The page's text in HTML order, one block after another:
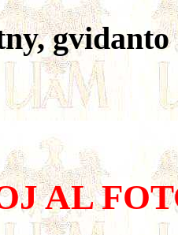
AL